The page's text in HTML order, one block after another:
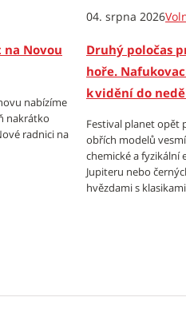
Novou
nabízíme
nakrátko
radnici na
04. srpna 2026
Druhý poločas
hoře.
k vidění do
Festival planet opět
obřích modelů
chemické a fyzikální
Jupiteru nebo
hvězdami s